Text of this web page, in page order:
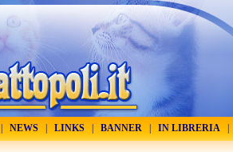
NEWS LINKS BANNER IN LIBRERIA